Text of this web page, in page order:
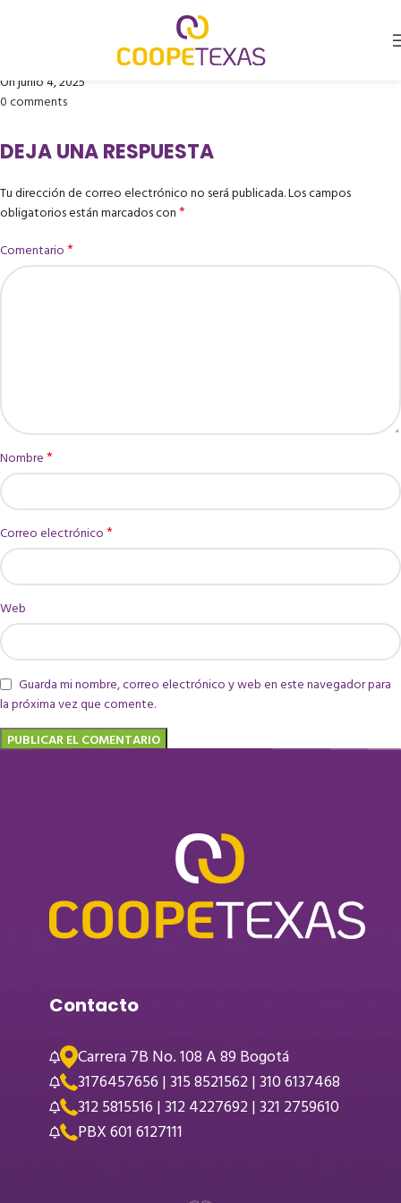
CORREA PEÑA ERNESTO
Coopetexas
On junio 4, 2025
0comments
DEJA UNA RESPUESTA
Tu dirección de correo electrónico no será publicada.Los campos
obligatorios están marcados con*
Comentario*
Nombre*
Correo electrónico*
Web
Guarda mi nombre, correo electrónico y web en este navegador para
la próxima vez que comente.
Contacto
Carrera 7B No. 108 A 89 Bogotá
3176457656 | 315 8521562 | 310 6137468
312 5815516 | 312 4227692 | 321 2759610
PBX 601 6127111